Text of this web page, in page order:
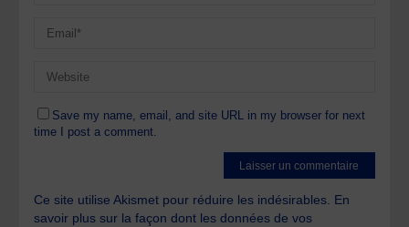
Save my name, email, and site URL in my browser for next
time I post a comment.
Ce site utilise Akismet pour réduire les indésirables. En
savoir plus sur la façon dont les données de vos